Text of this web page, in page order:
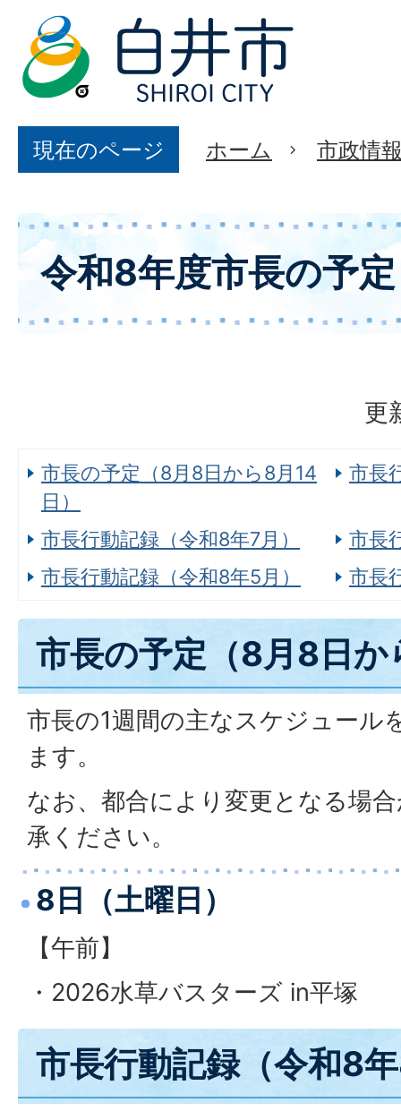
現在のページ ホーム 市政情
令和8年度市長の予
更
市長の予定（8月8日から8月14
日）
市長
市長行動記録（令和8年7月）
市長
市長行動記録（令和8年5月）
市長
市長の予定（8月8日
市長の1週間の主なスケジュール
ます。
なお、都合により変更となる場
承ください。
8日（土曜日）
【午前】
・2026水草バスターズ in平塚
市長行動記録（令和8